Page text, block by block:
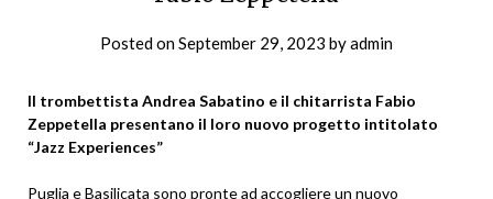
Posted onSeptember 29, 2023 byadmin
Il trombettista Andrea Sabatino e il chitarrista Fabio
Zeppetella presentano il loro nuovo progetto intitolato
“Jazz Experiences”
Puglia e Basilicata sono pronte ad accogliere un nuovo